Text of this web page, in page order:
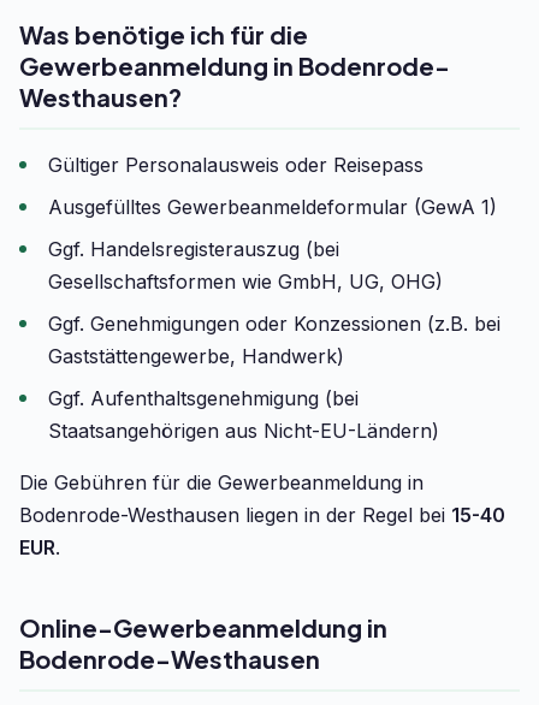
Was benötige ich für die
Gewerbeanmeldung in Bodenrode-
Westhausen?
Gültiger Personalausweis oder Reisepass
Ausgefülltes Gewerbeanmeldeformular (GewA 1)
Ggf. Handelsregisterauszug (bei
Gesellschaftsformen wie GmbH, UG, OHG)
Ggf. Genehmigungen oder Konzessionen (z.B. bei
Gaststättengewerbe, Handwerk)
Ggf. Aufenthaltsgenehmigung (bei
Staatsangehörigen aus Nicht-EU-Ländern)
Die Gebühren für die Gewerbeanmeldung in
Bodenrode-Westhausen liegen in der Regel bei 15-40
EUR.
Online-Gewerbeanmeldung in
Bodenrode-Westhausen